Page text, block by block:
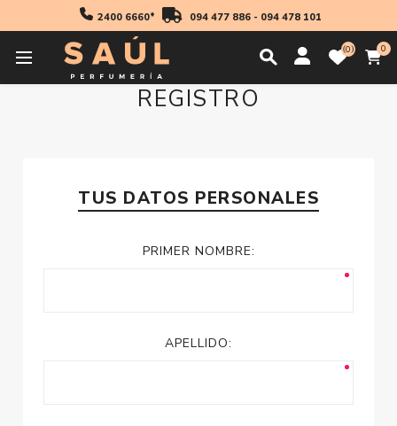
2400 6660* 094 477 886- 094 478 101
0 0
REGISTRO
TUS DATOS PERSONALES
PRIMER NOMBRE:
APELLIDO: